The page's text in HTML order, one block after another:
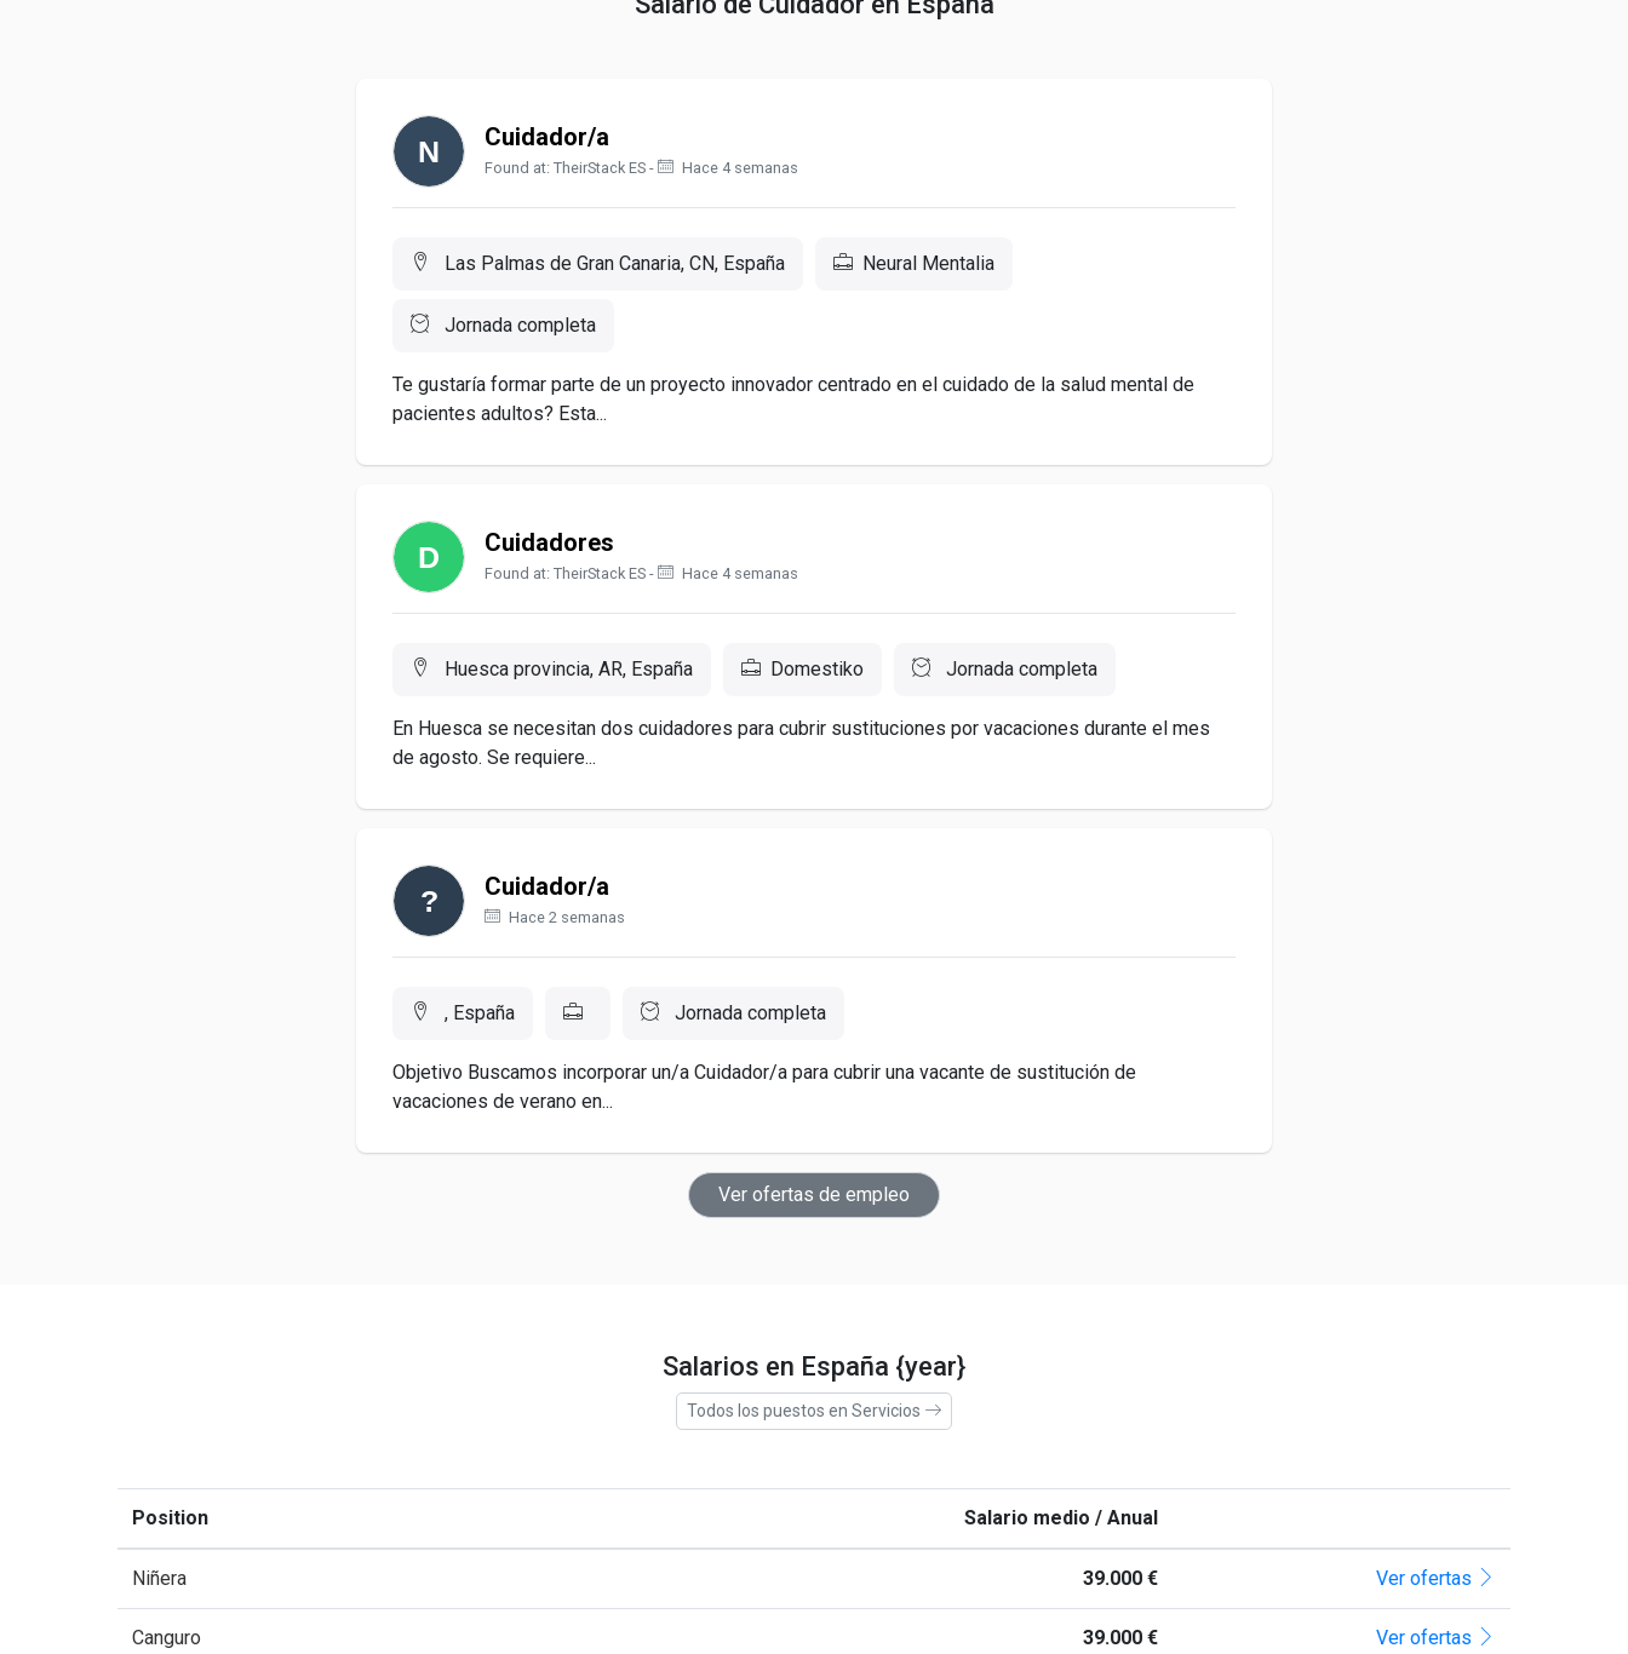
Cuidador/a
Found at: TheirStack ES - Hace 4 semanas
Las Palmas de Gran Canaria, CN, España Neural Mentalia
Jornada completa
Te gustaría formar parte de un proyecto innovador centrado en el cuidado de la salud mental de
pacientes adultos? Esta...
Cuidadores
Found at: TheirStack ES - Hace 4 semanas
Huesca provincia, AR, España Domestiko Jornada completa
En Huesca se necesitan dos cuidadores para cubrir sustituciones por vacaciones durante el mes
de agosto. Se requiere...
Cuidador/a
Hace 2 semanas
, España Jornada completa
Objetivo Buscamos incorporar un/a Cuidador/a para cubrir una vacante de sustitución de
vacaciones de verano en...
Ver ofertas de empleo
Salarios en España {year}
Todos los puestos en Servicios
Position Salario medio / Anual
Niñera 39.000 € Ver ofertas
Canguro 39.000 € Ver ofertas